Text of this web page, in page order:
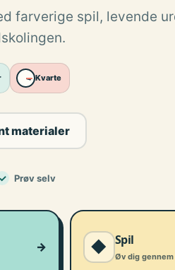
farverige spil, levende
Kvarte
materialer
✓ Prøv selv
→ ◆ Spil
Øv dig gennem